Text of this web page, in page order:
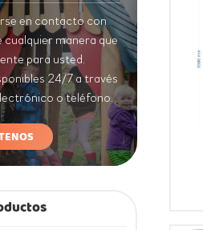
en contacto con
manera que
para usted.
24/7 a través
o teléfono.